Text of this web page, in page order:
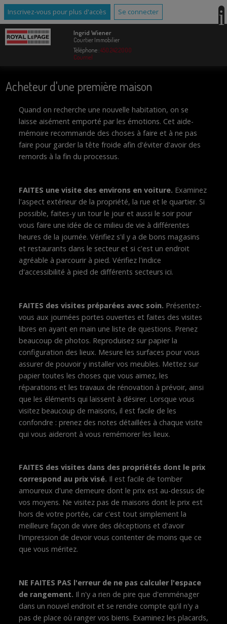
Inscrivez-vous pour plus d'accès Se connecter
Ingrid Wiener
Courtier Immobilier
Téléphone :450.242.2000
Courriel
Acheteur d'une première maison
Quand on recherche une nouvelle habitation, on se
laisse aisément emporté par les émotions. Cet aide-
mémoire recommande des choses à faire et à ne pas
faire pour garder la tête froide afin d'éviter d'avoir des
remords à la fin du processus.
FAITES une visite des environs en voiture. Examinez
l'aspect extérieur de la propriété, la rue et le quartier. Si
possible, faites-y un tour le jour et aussi le soir pour
vous faire une idée de ce milieu de vie à différentes
heures de la journée. Vérifiez s'il y a de bons magasins
et restaurants dans le secteur et si c'est un endroit
agréable à parcourir à pied. Vérifiez l'indice
d'accessibilité à pied de différents secteurs ici.
FAITES des visites préparées avec soin. Présentez-
vous aux journées portes ouvertes et faites des visites
libres en ayant en main une liste de questions. Prenez
beaucoup de photos. Reproduisez sur papier la
configuration des lieux. Mesure les surfaces pour vous
assurer de pouvoir y installer vos meubles. Mettez sur
papier toutes les choses que vous aimez, les
réparations et les travaux de rénovation à prévoir, ainsi
que les éléments qui laissent à désirer. Lorsque vous
visitez beaucoup de maisons, il est facile de les
confondre : prenez des notes détaillées à chaque visite
qui vous aideront à vous remémorer les lieux.
FAITES des visites dans des propriétés dont le prix
correspond au prix visé. Il est facile de tomber
amoureux d'une demeure dont le prix est au-dessus de
vos moyens. Ne visitez pas de maisons dont le prix est
hors de votre portée, car c'est tout simplement la
meilleure façon de vivre des déceptions et d'avoir
l'impression de devoir vous contenter de moins que ce
que vous méritez.
NE FAITES PAS l'erreur de ne pas calculer l'espace
de rangement. Il n'y a rien de pire que d'emménager
dans un nouvel endroit et se rendre compte qu'il n'y a
pas de place où ranger vos biens. Examinez les placards,